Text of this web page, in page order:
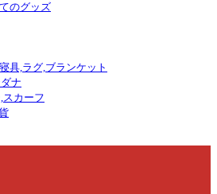
のグッズ
寝具,ラグ,ブランケット
ナ
スカーフ